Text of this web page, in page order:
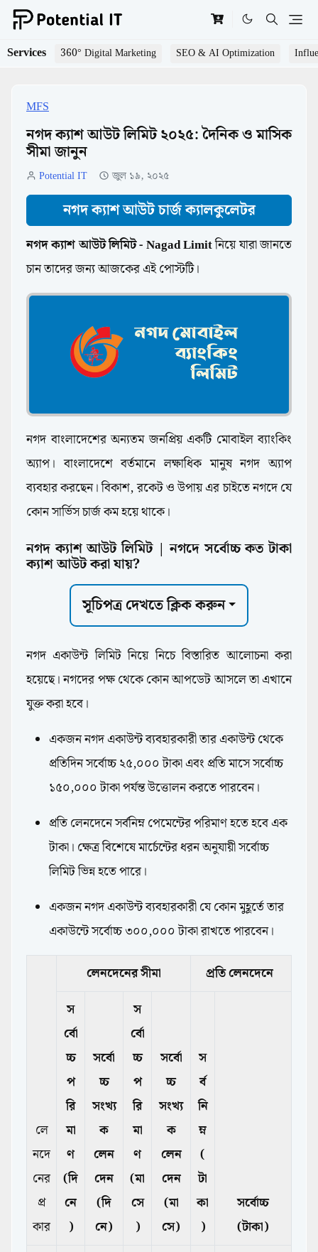
Services 360° Digital Marketing SEO & AI Optimization
MFS
নগদ ক্যাশ আউট লিমিট ২০২৫: দৈনিক ও মাসিক
সীমা জানুন
Potential IT জুল ১৯, ২০২৫
নগদ ক্যাশ আউট চার্জ ক্যালকুলেটর
নগদ ক্যাশ আউট লিমিট - Nagad Limitনিয়ে যারা জানতে
চান তাদের জন্য আজকের এই পোস্টটি।
নগদ বাংলাদেশের অন্যতম জনপ্রিয় একটি মোবাইল ব্যাংকিং
অ্যাপ। বাংলাদেশে বর্তমানে লক্ষাধিক মানুষ নগদ অ্যাপ
ব্যবহার করছেন। বিকাশ, রকেট ও উপায় এর চাইতে নগদে যে
কোন সার্ভিস চার্জ কম হয়ে থাকে।
MFS,Nagad
নগদ ক্যাশ আউট লিমিট | নগদে সর্বোচ্চ কত টাকা
ক্যাশ আউট করা যায়?
সূচিপত্র দেখতে ক্লিক করুন
নগদ একাউন্ট লিমিট নিয়ে নিচে বিস্তারিত আলোচনা করা
হয়েছে। নগদের পক্ষ থেকে কোন আপডেট আসলে তা এখানে
যুক্ত করা হবে।
একজন নগদ একাউন্ট ব্যবহারকারী তার একাউন্ট থেকে
প্রতিদিন সর্বোচ্চ ২৫,০০০ টাকা এবং প্রতি মাসে সর্বোচ্চ
১৫০,০০০ টাকা পর্যন্ত উত্তোলন করতে পারবেন।
প্রতি লেনদেনে সর্বনিম্ন পেমেন্টের পরিমাণ হতে হবে এক
টাকা। ক্ষেত্র বিশেষে মার্চেন্টের ধরন অনুযায়ী সর্বোচ্চ
লিমিট ভিন্ন হতে পারে।
একজন নগদ একাউন্ট ব্যবহারকারী যে কোন মুহূর্তে তার
একাউন্টে সর্বোচ্চ ৩০০,০০০ টাকা রাখতে পারবেন।
লে
নদে
নের
প্র
কার
লেনদেনের সীমা
প্রতি লেনদেনে
স
র্বো
চ্চ
প
রি
মা
ণ
(দি
নে
)
সর্বো
চ্চ
সংখ্য
ক
লেন
দেন
(দি
নে)
স
র্বো
চ্চ
প
রি
মা
ণ
(মা
সে
)
সর্বো
চ্চ
সংখ্য
ক
লেন
দেন
(মা
সে)
স
র্ব
নি
ম্ন
(
টা
কা
)
সর্বোচ্চ
(টাকা)